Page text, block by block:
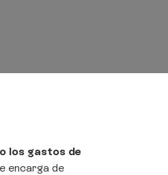
los gastos de
encarga de